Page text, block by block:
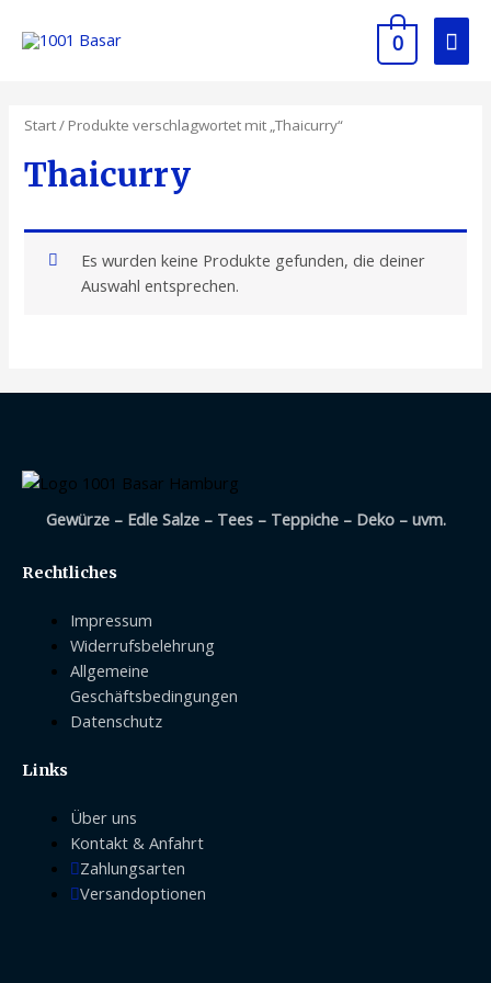
Inhalt
0
Start/ Produkte verschlagwortet mit „Thaicurry“
Thaicurry
Es wurden keine Produkte gefunden, die deiner
Auswahl entsprechen.
Gewürze – Edle Salze – Tees – Teppiche – Deko – uvm.
Rechtliches
Impressum
Widerrufsbelehrung
Allgemeine
Geschäftsbedingungen
Datenschutz
Links
Über uns
Kontakt & Anfahrt
Zahlungsarten
Versandoptionen